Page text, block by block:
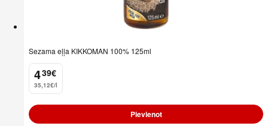
Sezama eļļa KIKKOMAN 100% 125ml
4
. 39€
35,12€/l
Pievienot